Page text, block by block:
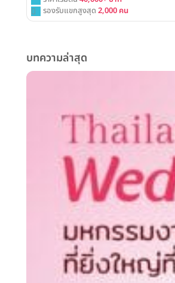
รองรับแขกสูงสุด 2,000 คน
บทความล่าสุด